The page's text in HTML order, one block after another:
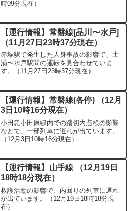
時09分現在）
【運行情報】常磐線[品川〜水戸]
（11月27日23時37分現在）
赤塚駅で発生した人身事故の影響で、土
浦〜水戸駅間の運転を見合わせていま
す。（11月27日23時37分現在）
【運行情報】常磐線(各停) （12月
3日10時16分現在）
小田急小田原線内での踏切内点検の影響
などで、一部列車に遅れが出ています。
（12月3日10時16分現在）
【運行情報】山手線 （12月19日
18時18分現在）
救護活動の影響で、内回りの列車に遅れ
が出ています。（12月19日18時18分現
在）